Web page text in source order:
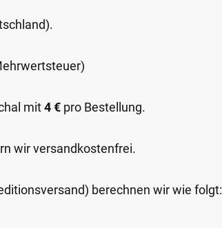
mit4 € pro Bestellung.
wir versandkostenfrei.
berechnen wir wie folgt: